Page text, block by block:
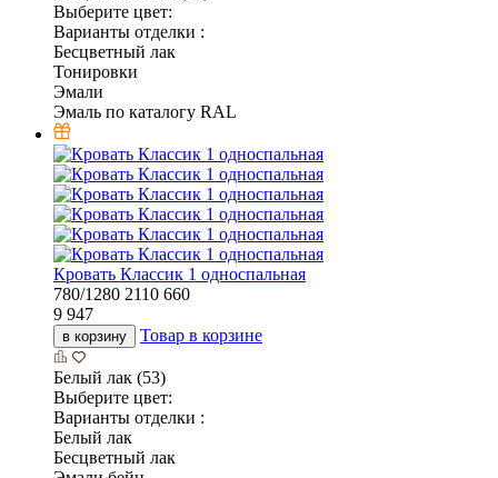
Выберите цвет:
Варианты отделки :
Бесцветный лак
Тонировки
Эмали
Эмаль по каталогу RAL
Кровать Классик 1 односпальная
780/1280 2110 660
9 947
в корзину Товар в корзине
Белый лак (53)
Выберите цвет:
Варианты отделки :
Белый лак
Бесцветный лак